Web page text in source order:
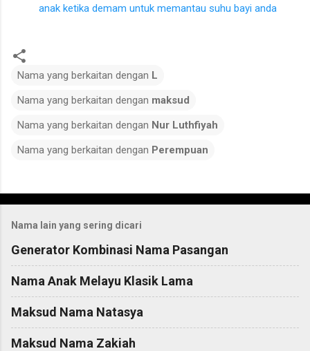
anak ketika demam untuk memantau suhu bayi anda
Nama yang berkaitan dengan L
Nama yang berkaitan dengan maksud
Nama yang berkaitan dengan Nur Luthfiyah
Nama yang berkaitan dengan Perempuan
o
m
m
e
n
Nama lain yang sering dicari
Generator Kombinasi Nama Pasangan
Nama Anak Melayu Klasik Lama
Maksud Nama Natasya
Maksud Nama Zakiah